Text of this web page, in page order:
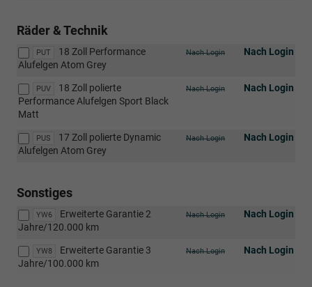
Räder & Technik
PUT Nach Login
Nach Login
18 Zoll Performance
Alufelgen Atom Grey
PUV Nach Login
Nach Login
18 Zoll polierte
Performance Alufelgen Sport Black
Matt
PUS Nach Login
Nach Login
17 Zoll polierte Dynamic
Alufelgen Atom Grey
Sonstiges
YW6 Nach Login
Nach Login
Erweiterte Garantie 2
Jahre/120.000 km
YW8 Nach Login
Nach Login
Erweiterte Garantie 3
Jahre/100.000 km